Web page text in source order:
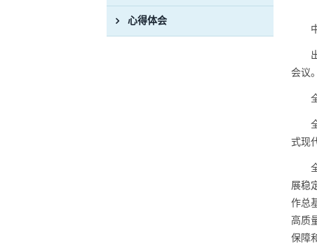
心得体会
会议
式现
展稳
作总
高质
保障